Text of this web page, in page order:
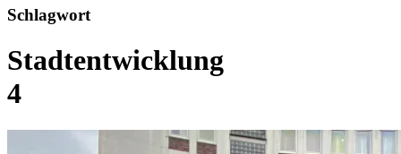
Schlagwort
Stadtentwicklung
4